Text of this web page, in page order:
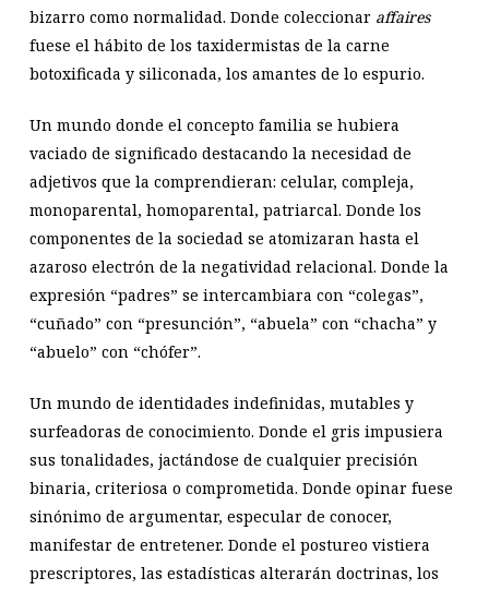
bizarro como normalidad. Donde coleccionar affaires
fuese el hábito de los taxidermistas de la carne
botoxificada y siliconada, los amantes de lo espurio.
Un mundo donde el concepto familia se hubiera
vaciado de significado destacando la necesidad de
adjetivos que la comprendieran: celular, compleja,
monoparental, homoparental, patriarcal. Donde los
componentes de la sociedad se atomizaran hasta el
azaroso electrón de la negatividad relacional. Donde la
expresión “padres” se intercambiara con “colegas”,
“cuñado” con “presunción”, “abuela” con “chacha” y
“abuelo” con “chófer”.
Un mundo de identidades indefinidas, mutables y
surfeadoras de conocimiento. Donde el gris impusiera
sus tonalidades, jactándose de cualquier precisión
binaria, criteriosa o comprometida. Donde opinar fuese
sinónimo de argumentar, especular de conocer,
manifestar de entretener. Donde el postureo vistiera
prescriptores, las estadísticas alterarán doctrinas, los